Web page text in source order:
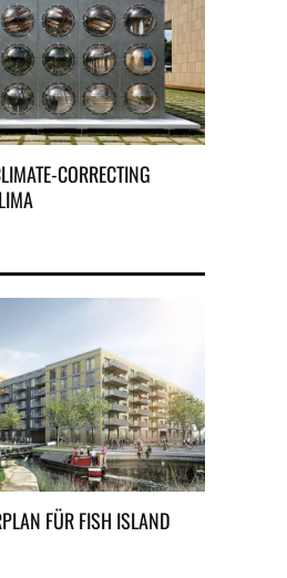
CORRECTING
FÜR FISH ISLAND